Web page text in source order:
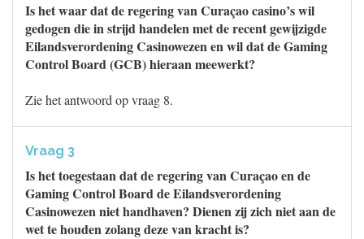
Is het waar dat de regering van Curaçao casino’s wil
gedogen die in strijd handelen met de recent gewijzigde
Eilandsverordening Casinowezen en wil dat de Gaming
Control Board (GCB) hieraan meewerkt?
Zie het antwoord op vraag 8.
Vraag 3
Is het toegestaan dat de regering van Curaçao en de
Gaming Control Board de Eilandsverordening
Casinowezen niet handhaven? Dienen zij zich niet aan de
wet te houden zolang deze van kracht is?